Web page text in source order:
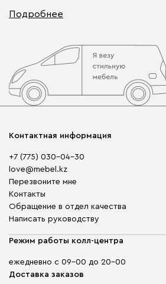
Подробнее
Контактная информация
+7 (775) 030-04-30
love@mebel.kz
Перезвоните мне
Контакты
Обращение в отдел качества
Написать руководству
Режим работы колл-центра
ежедневно с 09-00 до 20-00
Доставка заказов